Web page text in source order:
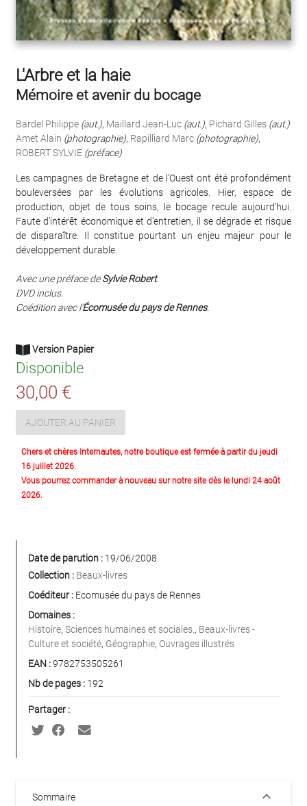
L'Arbre et la haie
Mémoire et avenir du bocage
Bardel Philippe (aut.), Maillard Jean-Luc (aut.), Pichard Gilles (aut.)
Amet Alain (photographie), Rapilliard Marc (photographie),
ROBERT SYLVIE (préface)
Les campagnes de Bretagne et de l’Ouest ont été profondément
bouleversées par les évolutions agricoles. Hier, espace de
production, objet de tous soins, le bocage recule aujourd’hui.
Faute d’intérêt économique et d’entretien, il se dégrade et risque
de disparaître. Il constitue pourtant un enjeu majeur pour le
développement durable.
Avec une préface deSylvie Robert.
DVD inclus.
Coédition avec l’Écomusée du pays de Rennes.
Version Papier
Disponible
30,00 €
AJOUTER AU PANIER
Chers et chères Internautes, notre boutique est fermée à partir du jeudi
16 juillet 2026.
Vous pourrez commander à nouveau sur notre site dès le lundi 24 août
2026.
Date de parution : 19/06/2008
Collection : Beaux-livres
Coéditeur : Ecomusée du pays de Rennes
Domaines :
Histoire, Sciences humaines et sociales. , Beaux-livres -
Culture et société, Géographie, Ouvrages illustrés
EAN :9782753505261
Nb de pages : 192
Partager :
Sommaire keyboard_arrow_down